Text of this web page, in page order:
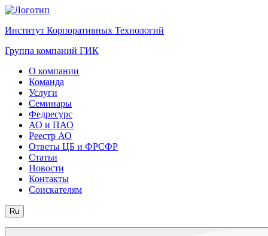
Институт Корпоративных Технологий
Группа компаний ГИК
О компании
Команда
Услуги
Семинары
Федресурс
АО и ПАО
Реестр АО
Ответы ЦБ и ФРСФР
Статьи
Новости
Контакты
Соискателям
Ru